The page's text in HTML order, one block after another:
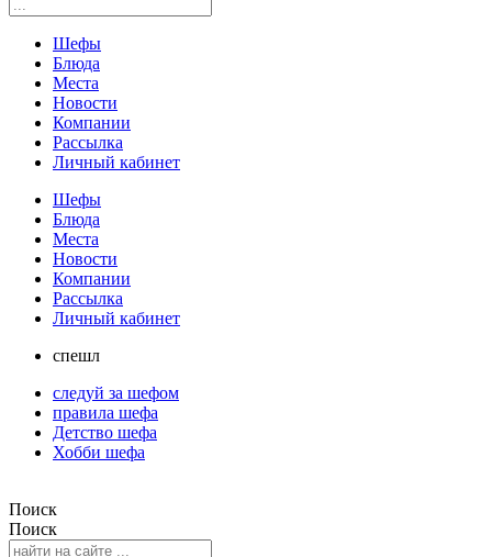
Шефы
Блюда
Места
Новости
Компании
Рассылка
Личный кабинет
Шефы
Блюда
Места
Новости
Компании
Рассылка
Личный кабинет
спешл
следуй за шефом
правила шефа
Детство шефа
Хобби шефа
Поиск
Поиск